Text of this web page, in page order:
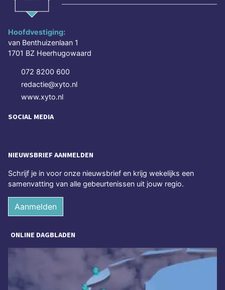
Hoofdvestiging:
van Benthuizenlaan 1
1701 BZ Heerhugowaard
072 8200 600
redactie@xyto.nl
www.xyto.nl
SOCIAL MEDIA
NIEUWSBRIEF AANMELDEN
Schrijf je in voor onze nieuwsbrief en krijg wekelijks een
samenvatting van alle gebeurtenissen uit jouw regio.
Aanmelden
ONLINE DAGBLADEN